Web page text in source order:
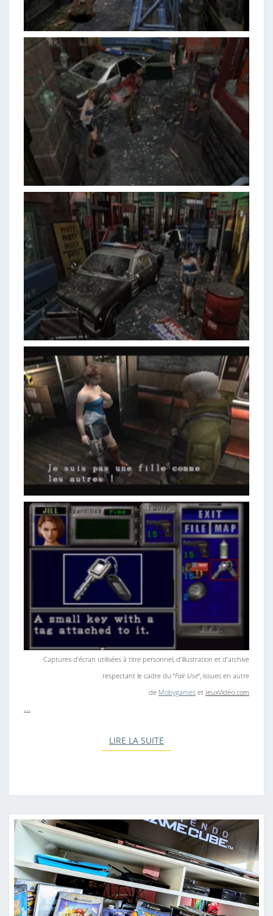
Captures d’écran utilisées à titre personnel, d’illustration et d’archive
respectant le cadre du “Fair Use“, issues en autre
de Mobygames et JeuxVidéo.com
…
LIRE LA SUITE